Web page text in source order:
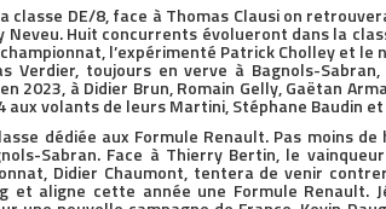
classe DE/8, face à Thomas Clausi on
Huit concurrents évolueront dans la
l’expérimenté Patrick Cholley et le
Verdier, toujours en verve à Bagnols-
2023, à Didier Brun, Romain Gelly, Gaëtan
aux volants de leurs Martini, Stéphane Baudin
dédiée aux Formule Renault. Pas moins
Sabran. Face à Thierry Bertin, le
Didier Chaumont, tentera de venir
et aligne cette année une Formule Renault.